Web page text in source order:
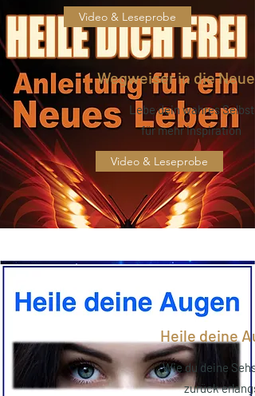
Video & Leseprobe
Wegweiser in die Neue
Lebe dein wahres Selbst
für mehr Inspiration
Video & Leseprobe
Heile deine
Wie du deine
zurück erlangst